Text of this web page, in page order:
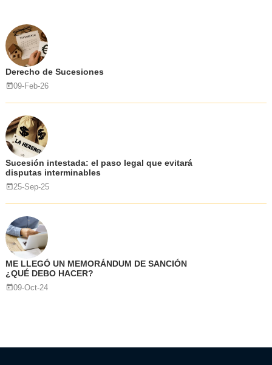
Derecho de Sucesiones
09-Feb-26
Sucesión intestada: el paso legal que evitará
disputas interminables
25-Sep-25
ME LLEGÓ UN MEMORÁNDUM DE SANCIÓN
¿QUÉ DEBO HACER?
09-Oct-24